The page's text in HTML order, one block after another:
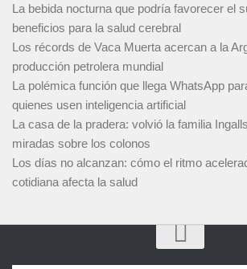
La bebida nocturna que podría favorecer el
beneficios para la salud cerebral
Los récords de Vaca Muerta acercan a la
producción petrolera mundial
La polémica función que llega WhatsApp
quienes usen inteligencia artificial
La casa de la pradera: volvió la familia
miradas sobre los colonos
Los días no alcanzan: cómo el ritmo
cotidiana afecta la salud